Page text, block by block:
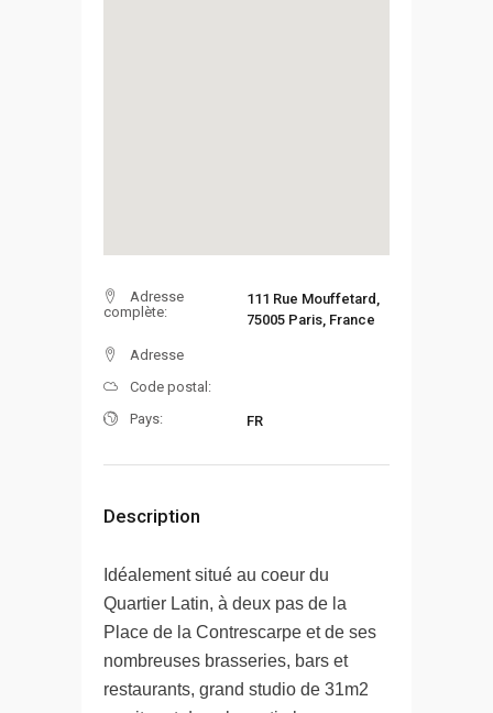
Adresse
complète:
111 Rue Mouffetard,
75005 Paris, France
Adresse
Code postal:
Pays:
FR
Description
Idéalement situé au coeur du
Quartier Latin, à deux pas de la
Place de la Contrescarpe et de ses
nombreuses brasseries, bars et
restaurants, grand studio de 31m2